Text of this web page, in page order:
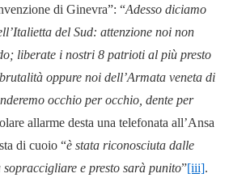
di Ginevra”: “Adesso diciamo
del Sud: attenzione noi non
liberate i nostri 8 patrioti al più presto
oppure noi dell’Armata veneta di
occhio per occhio, dente per
allarme desta una telefonata all’Ansa
di cuoio “è stata riconosciuta dalle
e presto sarà punito”[iii].